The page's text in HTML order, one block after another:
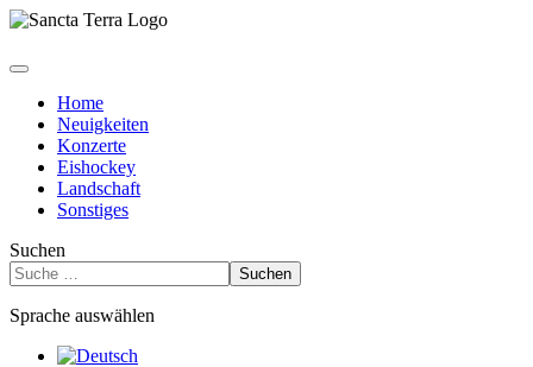
Home
Neuigkeiten
Konzerte
Eishockey
Landschaft
Sonstiges
Suchen
Suchen
Sprache auswählen